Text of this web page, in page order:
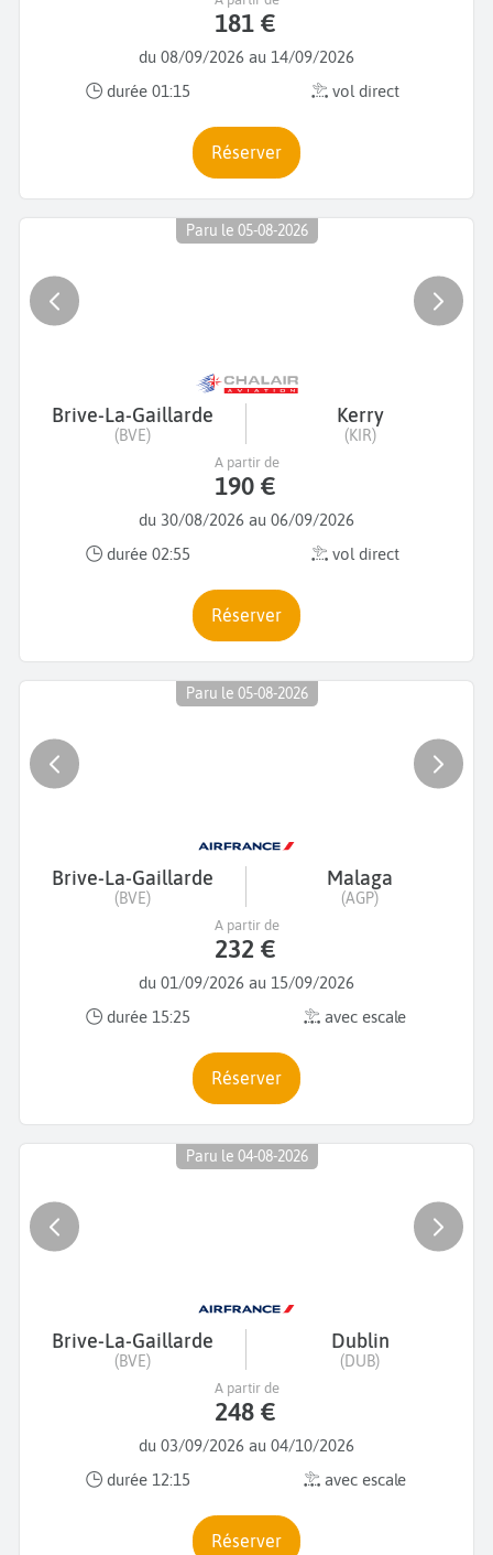
du 08/09/2026 au 14/09/2026
durée 01:15
vol direct
181 €
Réserver
Paru le 05-08-2026
Brive-La-Gaillarde
(BVE)
Kerry
(KIR)
du 30/08/2026 au 06/09/2026
durée 02:55
vol direct
A partir de
190 €
Réserver
Paru le 05-08-2026
Brive-La-Gaillarde
(BVE)
Malaga
(AGP)
du 01/09/2026 au 15/09/2026
durée 15:25
avec escale
A partir de
232 €
Réserver
Paru le 04-08-2026
Brive-La-Gaillarde
(BVE)
Dublin
(DUB)
du 03/09/2026 au 04/10/2026
durée 12:15
avec escale
A partir de
248 €
Réserver